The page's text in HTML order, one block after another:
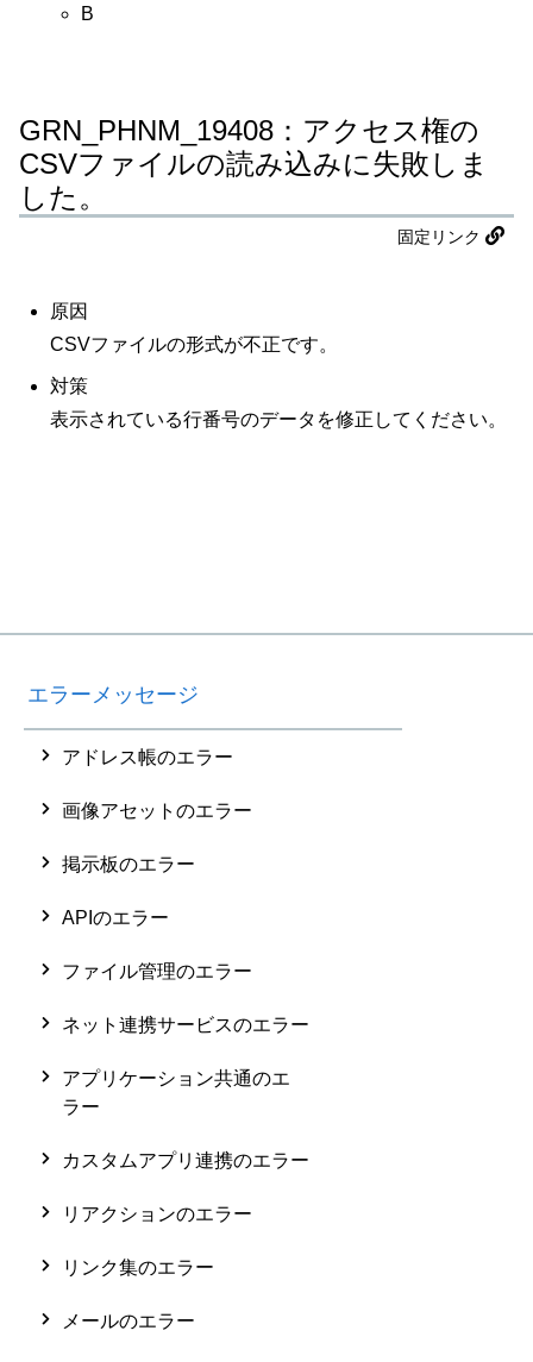
B
GRN_PHNM_19408：アクセス権の
CSVファイルの読み込みに失敗しま
した。
固定リンク
原因
CSVファイルの形式が不正です。
対策
表示されている行番号のデータを修正してください。
エラーメッセージ
アドレス帳のエラー
画像アセットのエラー
掲示板のエラー
APIのエラー
ファイル管理のエラー
ネット連携サービスのエラー
アプリケーション共通のエ
ラー
カスタムアプリ連携のエラー
リアクションのエラー
リンク集のエラー
メールのエラー